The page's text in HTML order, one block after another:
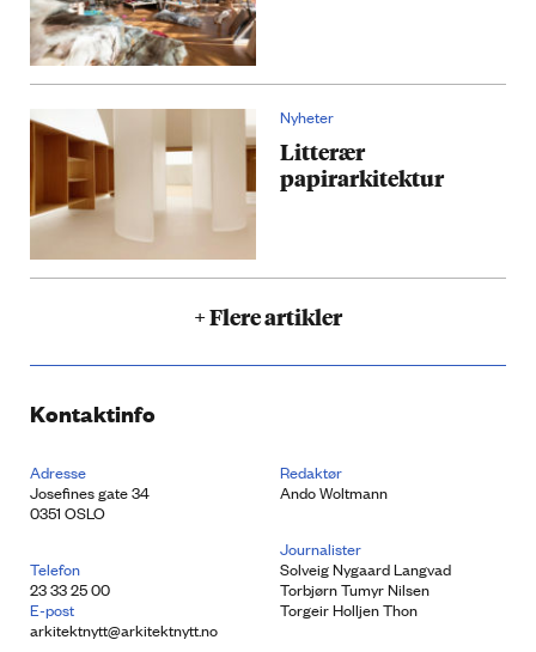
Nyheter
Litterær
papirarkitektur
+ Flere artikler
Kontaktinfo
Adresse
Josefines gate 34
0351 OSLO
Telefon
23 33 25 00
E-post
arkitektnytt@arkitektnytt.no
Redaktør
Ando Woltmann
Journalister
Solveig Nygaard Langvad
Torbjørn Tumyr Nilsen
Torgeir Holljen Thon